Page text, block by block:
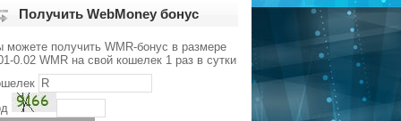
Получить WebMoney бонус
можете получить WMR-бонус в размере
0.02 WMR на свой кошелек 1 раз в сутки